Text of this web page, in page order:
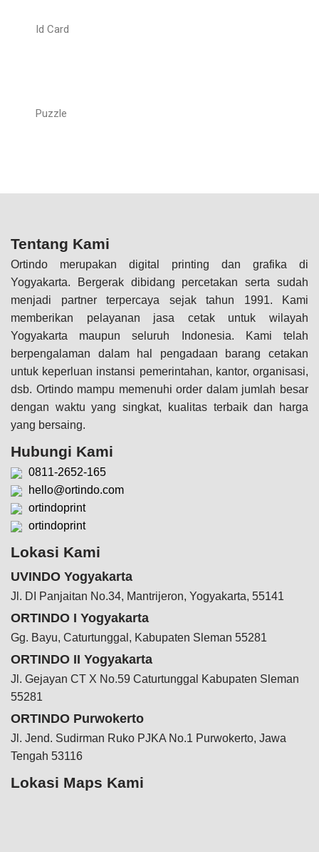
Id Card
Puzzle
Tentang Kami
Ortindo merupakan digital printing dan grafika di
Yogyakarta. Bergerak dibidang percetakan serta sudah
menjadi partner terpercaya sejak tahun 1991. Kami
memberikan pelayanan jasa cetak untuk wilayah
Yogyakarta maupun seluruh Indonesia. Kami telah
berpengalaman dalam hal pengadaan barang cetakan
untuk keperluan instansi pemerintahan, kantor, organisasi,
dsb. Ortindo mampu memenuhi order dalam jumlah besar
dengan waktu yang singkat, kualitas terbaik dan harga
yang bersaing.
Hubungi Kami
0811-2652-165
hello@ortindo.com
ortindoprint
ortindoprint
Lokasi Kami
UVINDO Yogyakarta
Jl. DI Panjaitan No.34, Mantrijeron, Yogyakarta, 55141
ORTINDO I Yogyakarta
Gg. Bayu, Caturtunggal, Kabupaten Sleman 55281
ORTINDO II Yogyakarta
Jl. Gejayan CT X No.59 Caturtunggal Kabupaten Sleman
55281
ORTINDO Purwokerto
Jl. Jend. Sudirman Ruko PJKA No.1 Purwokerto, Jawa
Tengah 53116
Lokasi Maps Kami